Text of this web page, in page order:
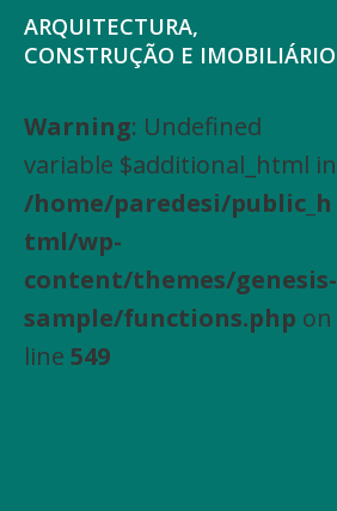
Saltar
para
menu
principal
Skip
content
ARQUITECTURA,
CONSTRUÇÃO E IMOBILIÁRIO
Engenharia
Civil,
Actividades
especializadas
de
construção,
Arrendamento
Warning: Undefined
variable $additional_html in
/home/paredesi/public_h
tml/wp-
content/themes/genesis-
sample/functions.php on
line 549